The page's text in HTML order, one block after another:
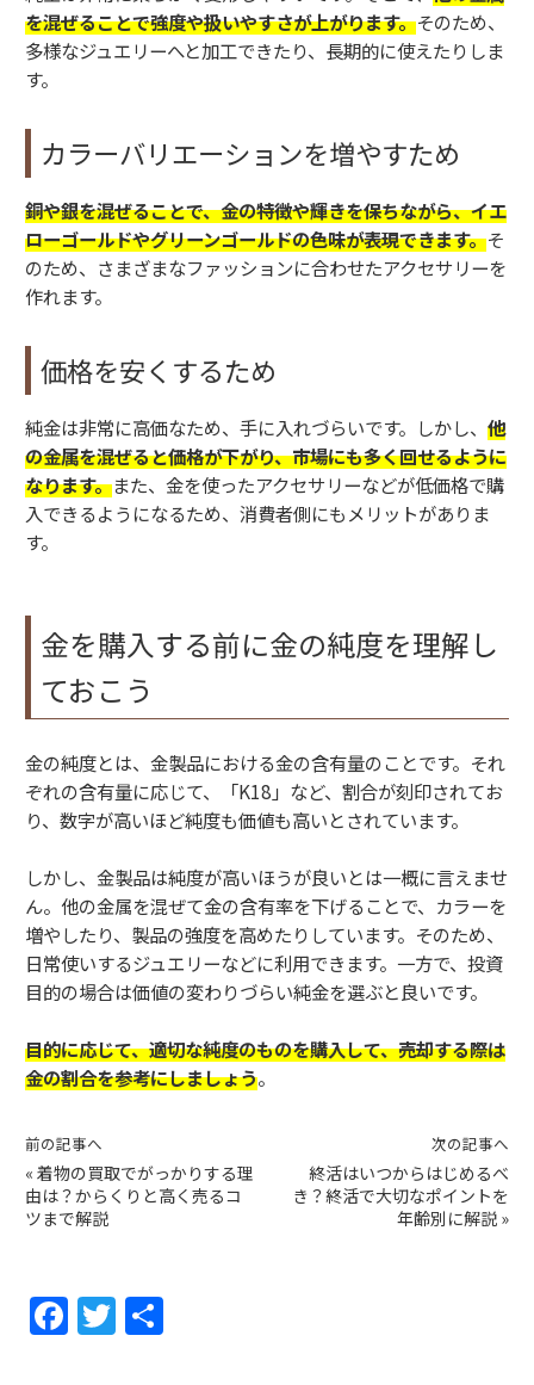
を混ぜることで強度や扱いやすさが上がります。そのため、
多様なジュエリーへと加工できたり、長期的に使えたりしま
す。
カラーバリエーションを増やすため
銅や銀を混ぜることで、金の特徴や輝きを保ちながら、イエ
ローゴールドやグリーンゴールドの色味が表現できます。そ
のため、さまざまなファッションに合わせたアクセサリーを
作れます。
価格を安くするため
純金は非常に高価なため、手に入れづらいです。しかし、 他
の金属を混ぜると価格が下がり、市場にも多く回せるように
なります。また、金を使ったアクセサリーなどが低価格で購
入できるようになるため、消費者側にもメリットがありま
す。
金を購入する前に金の純度を理解し
ておこう
金の純度とは、金製品における金の含有量のことです。それ
ぞれの含有量に応じて、「K18」など、割合が刻印されてお
り、数字が高いほど純度も価値も高いとされています。
しかし、金製品は純度が高いほうが良いとは一概に言えませ
ん。他の金属を混ぜて金の含有率を下げることで、カラーを
増やしたり、製品の強度を高めたりしています。そのため、
日常使いするジュエリーなどに利用できます。一方で、投資
目的の場合は価値の変わりづらい純金を選ぶと良いです。
目的に応じて、適切な純度のものを購入して、売却する際は
金の割合を参考にしましょう。
前の記事へ
« 着物の買取でがっかりする理
由は？からくりと高く売るコ
ツまで解説
次の記事へ
終活はいつからはじめるべ
き？終活で大切なポイントを
年齢別に解説 »
F T